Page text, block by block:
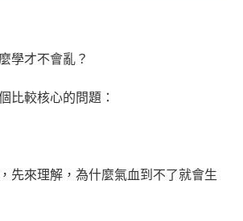
學才不會亂？
比較核心的問題：
先來理解，為什麼氣血到不了就會生